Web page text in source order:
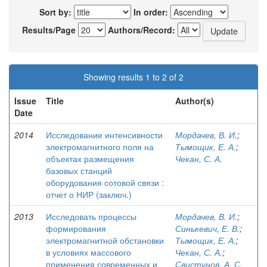
Sort by:
In order:
Results/Page
Authors/Record:
Showing results 1 to 2 of 2
Issue
Date
Title Author(s)
2014
Исследование интенсивности
электромагнитного поля на
объектах размещения
базовых станций
оборудования сотовой связи :
отчет о НИР (заключ.)
Мордачев, В. И.;
Тымощик, Е. А.;
Чекан, С. А.
2013
Исследовать процессы
формирования
электромагнитной обстановки
в условиях массового
применения современных и
Мордачев, В. И.;
Синькевич, Е. В.;
Тымощик, Е. А.;
Чекан, С. А.;
Свистунов, А. С.